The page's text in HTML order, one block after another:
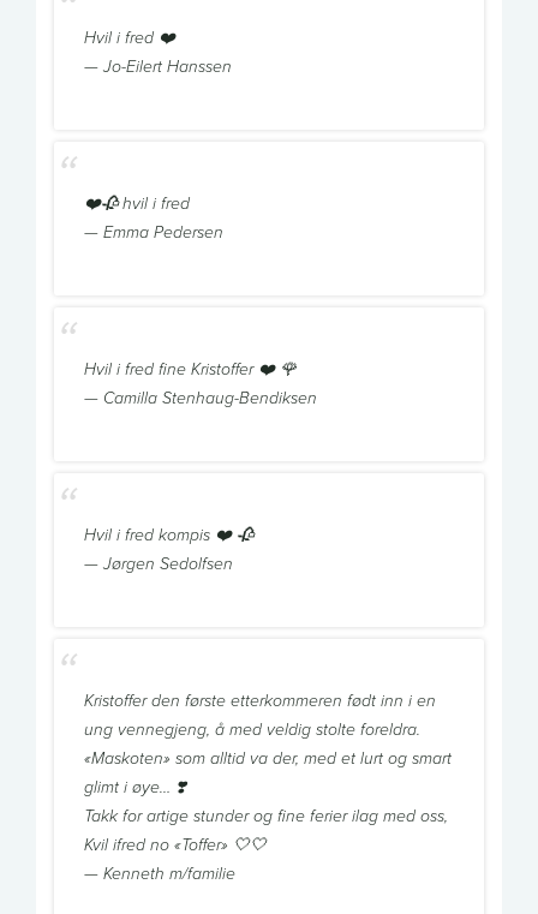
Hvil i fred ❤️
— Jo-Eilert Hanssen
❤️🥀 hvil i fred
— Emma Pedersen
Hvil i fred fine Kristoffer ❤️ 🌹
— Camilla Stenhaug-Bendiksen
Hvil i fred kompis ❤️ 🥀
— Jørgen Sedolfsen
Kristoffer den første etterkommeren født inn i en
ung vennegjeng, å med veldig stolte foreldra.
«Maskoten» som alltid va der, med et lurt og smart
glimt i øye… ❣️
Takk for artige stunder og fine ferier ilag med oss,
Kvil ifred no «Toffer» 🤍🤍
— Kenneth m/familie